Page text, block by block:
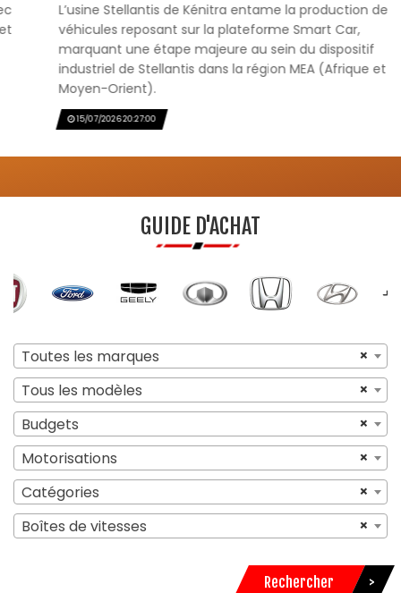
L’usine Stellantis de Kénitra entame la production de
véhicules reposant sur la plateforme Smart Car,
marquant une étape majeure au sein du dispositif
industriel de Stellantis dans la région MEA (Afrique et
Moyen-Orient).
15/07/2026 20:27:00
GUIDE D'ACHAT
×
Toutes les marques
×
Tous les modèles
×
Budgets
×
Motorisations
×
Catégories
×
Boîtes de vitesses
Rechercher >